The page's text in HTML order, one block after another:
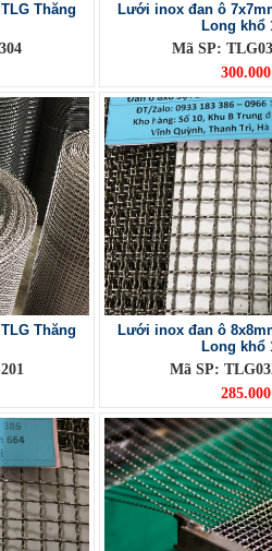
Thăng
Lưới inox đan ô
Long khổ
Mã SP:
Thăng
Lưới inox đan ô
Long khổ
Mã SP: